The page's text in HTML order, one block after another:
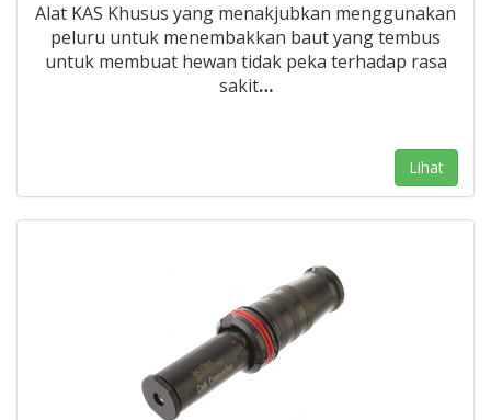
Alat KAS Khusus yang menakjubkan menggunakan
peluru untuk menembakkan baut yang tembus
untuk membuat hewan tidak peka terhadap rasa
sakit…
Lihat